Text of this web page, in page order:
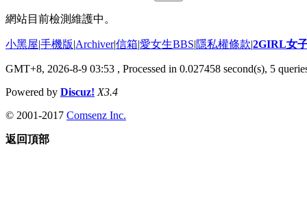
網站目前檢測維護中。
小黑屋|手機版|Archiver|信箱|愛女生BBS|隱私權條款|2GIRL女
GMT+8, 2026-8-9 03:53 , Processed in 0.027458 second(s), 5
Powered by Discuz! X3.4
© 2001-2017 Comsenz Inc.
返回頂部